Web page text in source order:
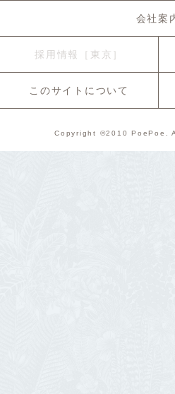
会社案
採用情報［東京］
このサイトについて
Copyright ©2010 PoePoe.